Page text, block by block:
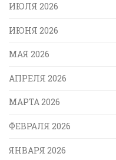
ИЮЛЯ 2026
ИЮНЯ 2026
МАЯ 2026
АПРЕЛЯ 2026
МАРТА 2026
ФЕВРАЛЯ 2026
ЯНВАРЯ 2026